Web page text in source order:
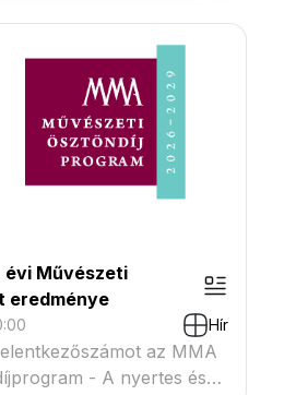
évi Művészeti
eredménye
Hír
az MMA
- A nyertes és